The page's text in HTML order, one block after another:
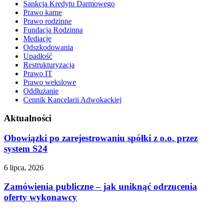
Sankcja Kredytu Darmowego
Prawo karne
Prawo rodzinne
Fundacja Rodzinna
Mediacje
Odszkodowania
Upadłość
Restrukturyzacja
Prawo IT
Prawo wekslowe
Oddłużanie
Cennik Kancelarii Adwokackiej
Aktualności
Obowiązki po zarejestrowaniu spółki z o.o. przez
system S24
6 lipca, 2026
Zamówienia publiczne – jak uniknąć odrzucenia
oferty wykonawcy